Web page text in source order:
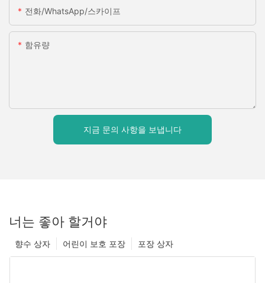
전화/WhatsApp/스카이프
함유량
지금 문의 사항을 보냅니다
너는 좋아 할거야
포장 상자
어린이 보호 포장
향수 상자